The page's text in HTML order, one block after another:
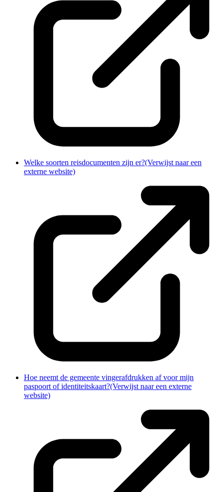
Welke soorten reisdocumenten zijn er?(Verwijst naar een
externe website)
Hoe neemt de gemeente vingerafdrukken af voor mijn
paspoort of identiteitskaart?(Verwijst naar een externe
website)